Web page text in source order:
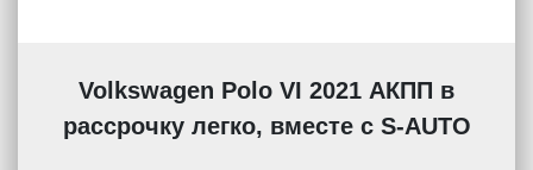
Volkswagen Polo VI 2021 АКПП в
рассрочку легко, вместе с S-AUTO